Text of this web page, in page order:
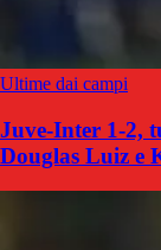
Ultime dai campi
Juve-Inter 1-2,
Douglas Luiz e